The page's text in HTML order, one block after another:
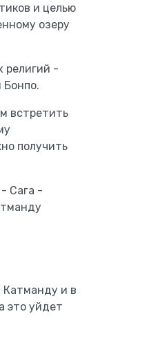
и целью
озеру
религий -
встретить
получить
Сага -
Катманду и в
это уйдет